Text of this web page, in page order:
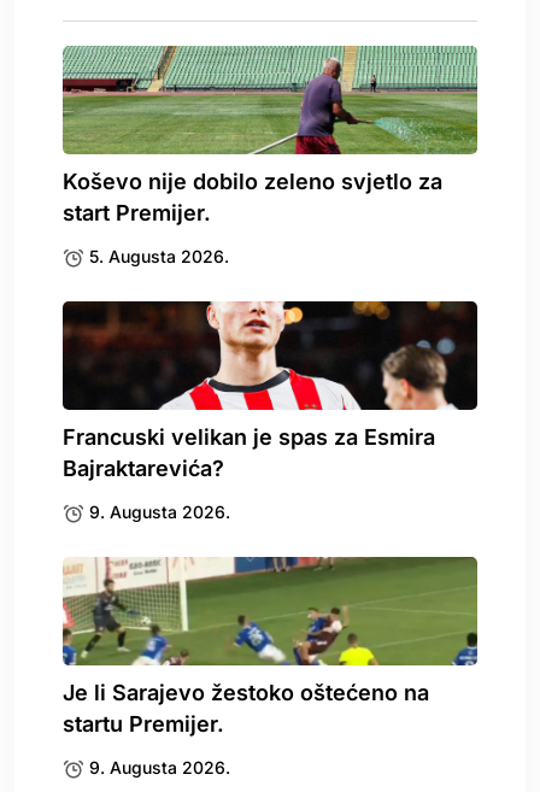
Koševo nije dobilo zeleno svjetlo za
start Premijer.
5. Augusta 2026.
Francuski velikan je spas za Esmira
Bajraktarevića?
9. Augusta 2026.
Je li Sarajevo žestoko oštećeno na
startu Premijer.
9. Augusta 2026.